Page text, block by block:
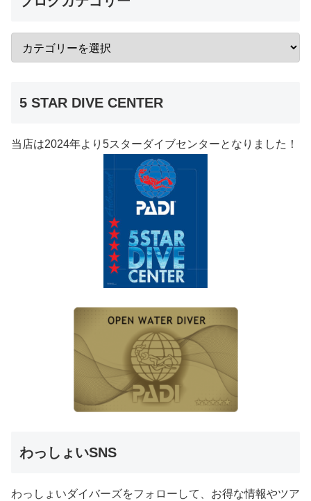
5 STAR DIVE CENTER
当店は2024年より5スターダイブセンターとなりました！
わっしょいSNS
わっしょいダイバーズをフォローして、お得な情報やツア